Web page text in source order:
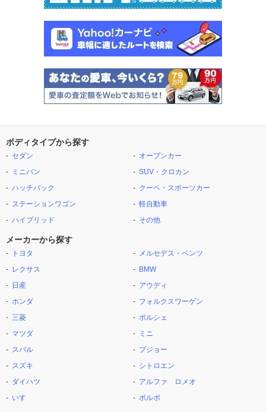
ボディタイプから探す
セダン
ミニバン
ハッチバック
ステーションワゴン
ハイブリッド
オープンカー
SUV・クロカン
クーペ・スポーツカー
軽自動車
その他
メーカーから探す
トヨタ
レクサス
日産
ホンダ
三菱
マツダ
スバル
スズキ
ダイハツ
いすゞ
メルセデス・ベンツ
BMW
アウディ
フォルクスワーゲン
ポルシェ
ミニ
プジョー
シトロエン
アルファ ロメオ
ボルボ